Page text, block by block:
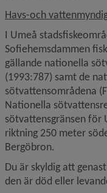
Havs-och
I Umeå
Sofiehemsdammen
gällande nationella
(1993:787) samt de
sötvattensområdena
Nationella
sötvattensgränsen för
riktning 250 meter
Bergöbron.
Du är skyldig att
den är död eller